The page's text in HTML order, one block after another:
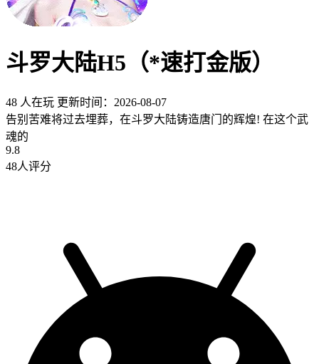
斗罗大陆H5（*速打金版）
48 人在玩 更新时间：2026-08-07
告别苦难将过去埋葬，在斗罗大陆铸造唐门的辉煌! 在这个武
魂的
9.8
48人评分